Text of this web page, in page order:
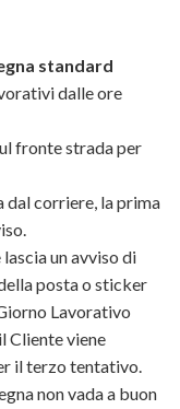
standard
dalle ore
fronte strada per
dal corriere, la prima
un avviso di
posta o sticker
Lavorativo
Cliente viene
il terzo tentativo.
non vada a buon